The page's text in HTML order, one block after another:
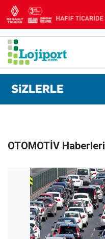
OTOMOTİV Haberleri